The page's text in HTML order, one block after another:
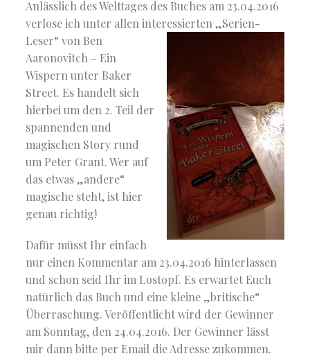
Anlässlich des Welttages des Buches am 23.04.2016
verlose ich unter allen interessierten„Serien-
Leser“ von Ben
Aaronovitch – Ein
Wispern unter Baker
Street. Es handelt sich
hierbei um den 2. Teil der
spannenden und
magischen Story rund
um Peter Grant. Wer auf
das etwas „andere“
magische steht, ist hier
genau richtig!
Dafür müsst Ihr einfach
nur einen Kommentar am 23.04.2016 hinterlassen
und schon seid Ihr im Lostopf. Es erwartet Euch
natürlich das Buch und eine kleine „britische“
Überraschung. Veröffentlicht wird der Gewinner
am Sonntag, den 24.04.2016. Der Gewinner lässt
mir dann bitte per Email die Adresse zukommen.